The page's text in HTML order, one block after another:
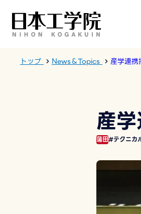
トップ News＆Topics 産学連携
産
蒲田#テクニカ